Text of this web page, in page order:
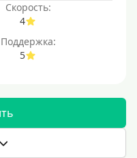
Скорость:
4
Поддержка:
5